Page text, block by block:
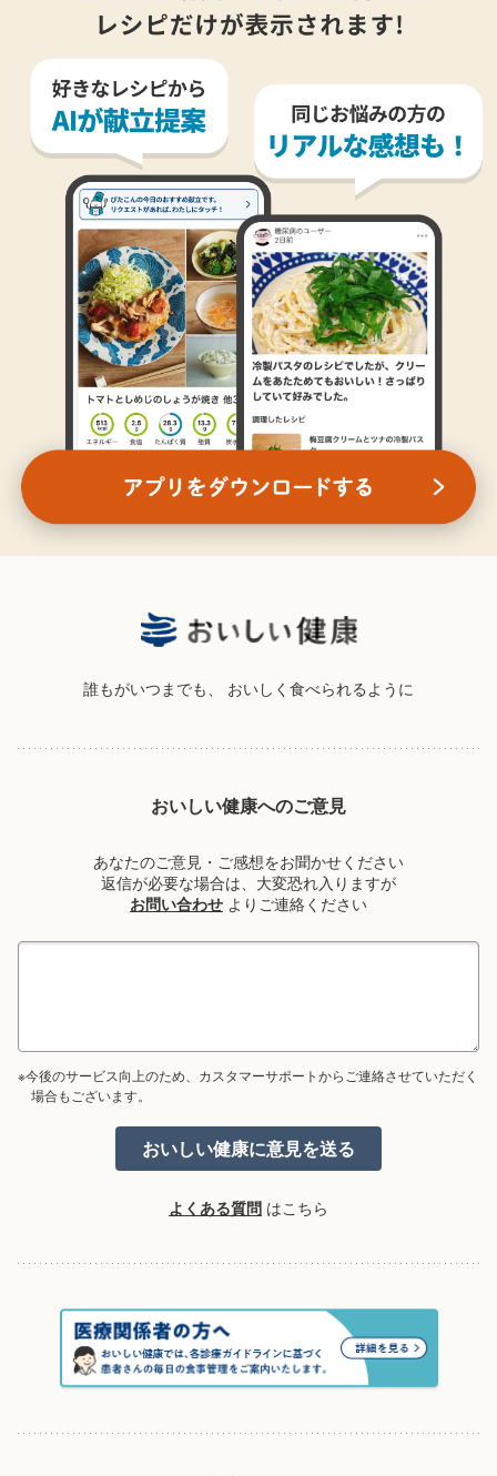
誰もがいつまでも、 おいしく食べられるように
おいしい健康へのご意見
あなたのご意見・ご感想をお聞かせください
返信が必要な場合は、大変恐れ入りますが
お問い合わせ よりご連絡ください
※今後のサービス向上のため、カスタマーサポートからご連絡させていただく
場合もございます。
よくある質問 はこちら